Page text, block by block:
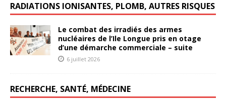
RADIATIONS IONISANTES, PLOMB, AUTRES RISQUES
Le combat des irradiés des armes
nucléaires de l’Ile Longue pris en otage
d’une démarche commerciale – suite
6 juillet 2026
RECHERCHE, SANTÉ, MÉDECINE